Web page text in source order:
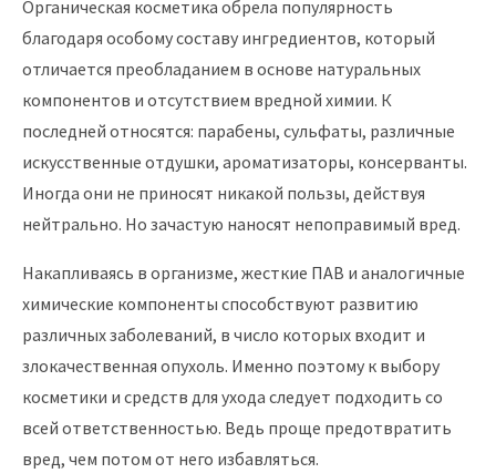
Органическая косметика обрела популярность
благодаря особому составу ингредиентов, который
отличается преобладанием в основе натуральных
компонентов и отсутствием вредной химии. К
последней относятся: парабены, сульфаты, различные
искусственные отдушки, ароматизаторы, консерванты.
Иногда они не приносят никакой пользы, действуя
нейтрально. Но зачастую наносят непоправимый вред.
Накапливаясь в организме, жесткие ПАВ и аналогичные
химические компоненты способствуют развитию
различных заболеваний, в число которых входит и
злокачественная опухоль. Именно поэтому к выбору
косметики и средств для ухода следует подходить со
всей ответственностью. Ведь проще предотвратить
вред, чем потом от него избавляться.